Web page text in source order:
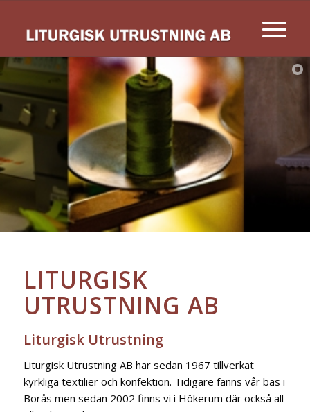
LITURGISK
UTRUSTNING AB
Liturgisk Utrustning
Liturgisk Utrustning AB har sedan 1967 tillverkat
kyrkliga textilier och konfektion. Tidigare fanns vår bas i
Borås men sedan 2002 finns vi i Hökerum där också all